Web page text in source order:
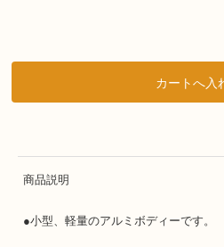
商品説明
●小型、軽量のアルミボディーです。